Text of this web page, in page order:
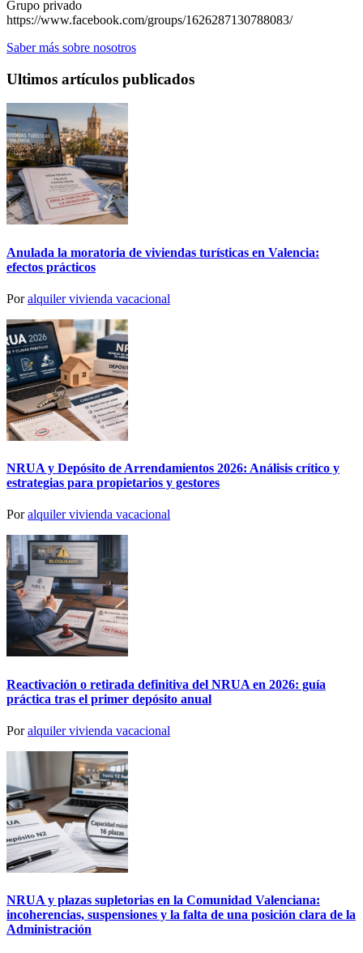
Grupo privado
https://www.facebook.com/groups/1626287130788083/
Saber más sobre nosotros
Ultimos artículos publicados
Anulada la moratoria de viviendas turísticas en Valencia:
efectos prácticos
Poralquiler vivienda vacacional
NRUA y Depósito de Arrendamientos 2026: Análisis crítico y
estrategias para propietarios y gestores
Poralquiler vivienda vacacional
Reactivación o retirada definitiva del NRUA en 2026: guía
práctica tras el primer depósito anual
Poralquiler vivienda vacacional
NRUA y plazas supletorias en la Comunidad Valenciana:
incoherencias, suspensiones y la falta de una posición clara de la
Administración